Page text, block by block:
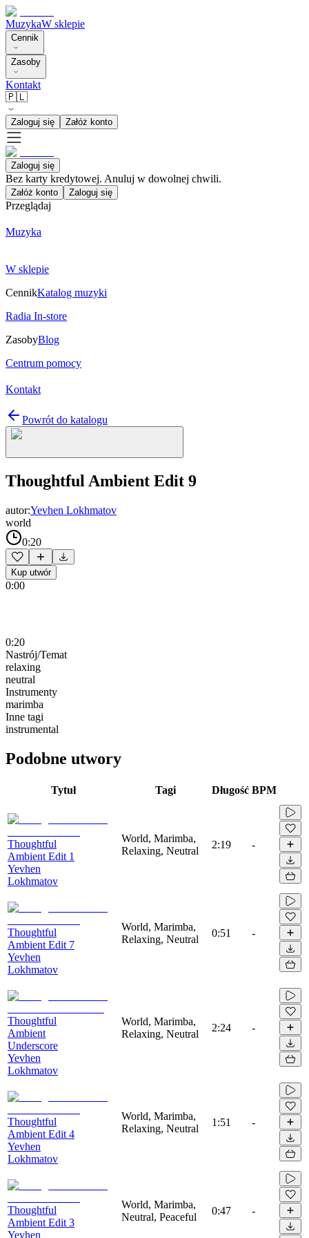
MuzykaW sklepie
Cennik
Zasoby
Kontakt
🇵🇱
Zaloguj się Załóż konto
Zaloguj się
Bez karty kredytowej. Anuluj w dowolnej chwili.
Załóż konto Zaloguj się
Przeglądaj
Muzyka
W sklepie
CennikKatalog muzyki
Radia In-store
ZasobyBlog
Centrum pomocy
Kontakt
Powrót do katalogu
Thoughtful Ambient Edit 9
autor:Yevhen Lokhmatov
world
0:20
Kup utwór
0:00
0:20
Nastrój/Temat
relaxing
neutral
Instrumenty
marimba
Inne tagi
instrumental
Podobne utwory
Tytuł Tagi Długość BPM
Thoughtful
Ambient Edit 1
Yevhen
Lokhmatov
World, Marimba,
Relaxing, Neutral
2:19 -
Thoughtful
Ambient Edit 7
Yevhen
Lokhmatov
World, Marimba,
Relaxing, Neutral
0:51 -
Thoughtful
Ambient
Underscore
Yevhen
Lokhmatov
World, Marimba,
Relaxing, Neutral
2:24 -
Thoughtful
Ambient Edit 4
Yevhen
Lokhmatov
World, Marimba,
Relaxing, Neutral
1:51 -
Thoughtful
Ambient Edit 3
Yevhen
World, Marimba,
Neutral, Peaceful
0:47 -